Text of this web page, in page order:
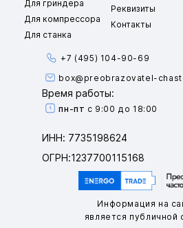
Для гриндера
Для компрессора
Для станка
Реквизиты
Контакты
+7 (495) 104-90-69
box@preobrazovatel-
Время работы:
пн-пт с 9:00 до 18:00
ИНН: 7735198624
ОГРН:1237700115168
Информация на
является публичной